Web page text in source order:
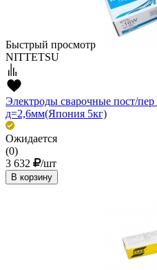
Быстрый просмотр
NITTETSU
Электроды сварочные пост/
д=2,6мм(Япония 5кг)
Ожидается
(0)
3 632
/шт
В корзину